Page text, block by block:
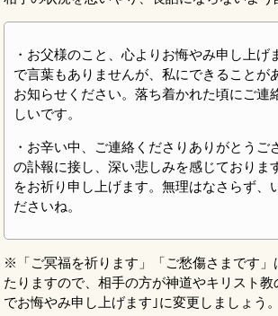
・お父様のこと、心よりお悔やみ申し上げ
で言葉もありませんが、私にできることが
お知らせください。落ち着かれた頃にご連
しいです。
・お辛い中、ご連絡くださりありがとうご
の訃報に接し、深い悲しみを感じておりま
をお祈り申し上げます。無理はなさらず、
ださいね。
※「ご冥福を祈ります」「ご愁傷さまです」
たりますので、相手の方が神道やキリスト教
でお悔やみ申し上げます｣に変更しましょう。